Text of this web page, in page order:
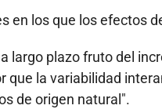
en los que los efectos
largo plazo fruto del
que la variabilidad
de origen natural".